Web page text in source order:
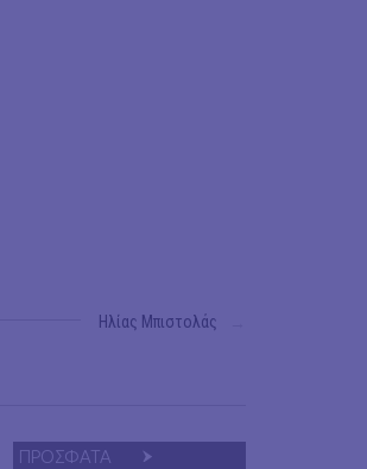
Ηλίας Μπιστολάς
ΠΡΟΣΦΑΤΑ